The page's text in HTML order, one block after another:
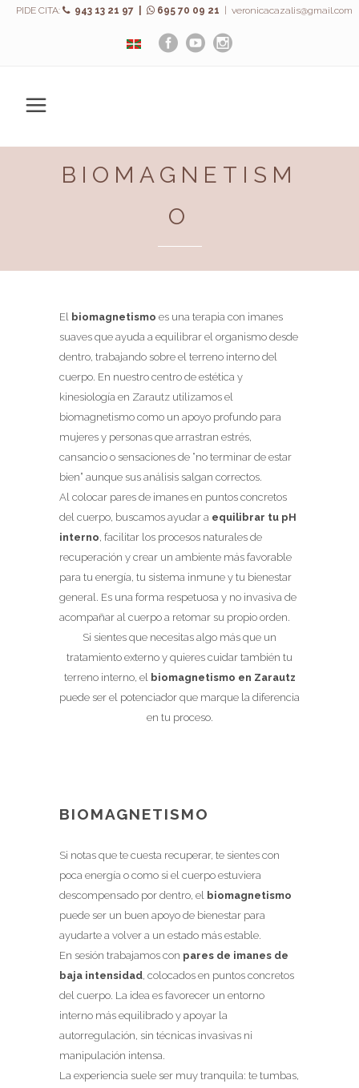
PIDE CITA: 943 13 21 97 | 695 70 09 21 | veronicacazalis@gmail.com
BIOMAGNETISM
O
El biomagnetismo es una terapia con imanes
suaves que ayuda a equilibrar el organismo desde
dentro, trabajando sobre el terreno interno del
cuerpo. En nuestro centro de estética y
kinesiología en Zarautz utilizamos el
biomagnetismo como un apoyo profundo para
mujeres y personas que arrastran estrés,
cansancio o sensaciones de “no terminar de estar
bien” aunque sus análisis salgan correctos.
Al colocar pares de imanes en puntos concretos
del cuerpo, buscamos ayudar a equilibrar tu pH
interno , facilitar los procesos naturales de
recuperación y crear un ambiente más favorable
para tu energía, tu sistema inmune y tu bienestar
general. Es una forma respetuosa y no invasiva de
acompañar al cuerpo a retomar su propio orden.
Si sientes que necesitas algo más que un
tratamiento externo y quieres cuidar también tu
terreno interno, el biomagnetismo en Zarautz
puede ser el potenciador que marque la diferencia
en tu proceso.
BIOMAGNETISMO
Si notas que te cuesta recuperar, te sientes con
poca energía o como si el cuerpo estuviera
descompensado por dentro, el biomagnetismo
puede ser un buen apoyo de bienestar para
ayudarte a volver a un estado más estable.
En sesión trabajamos con pares de imanes de
baja intensidad , colocados en puntos concretos
del cuerpo. La idea es favorecer un entorno
interno más equilibrado y apoyar la
autorregulación, sin técnicas invasivas ni
manipulación intensa.
La experiencia suele ser muy tranquila: te tumbas,